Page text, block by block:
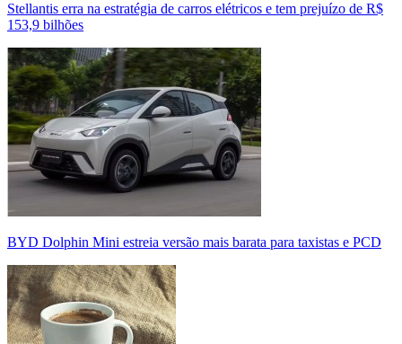
Stellantis erra na estratégia de carros elétricos e tem prejuízo de R$
153,9 bilhões
BYD Dolphin Mini estreia versão mais barata para taxistas e PCD